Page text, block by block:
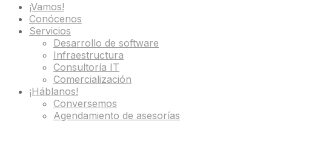
¡Vamos!
Conócenos
Servicios
Desarrollo de software
Infraestructura
Consultoría IT
Comercialización
¡Háblanos!
Conversemos
Agendamiento de asesorías